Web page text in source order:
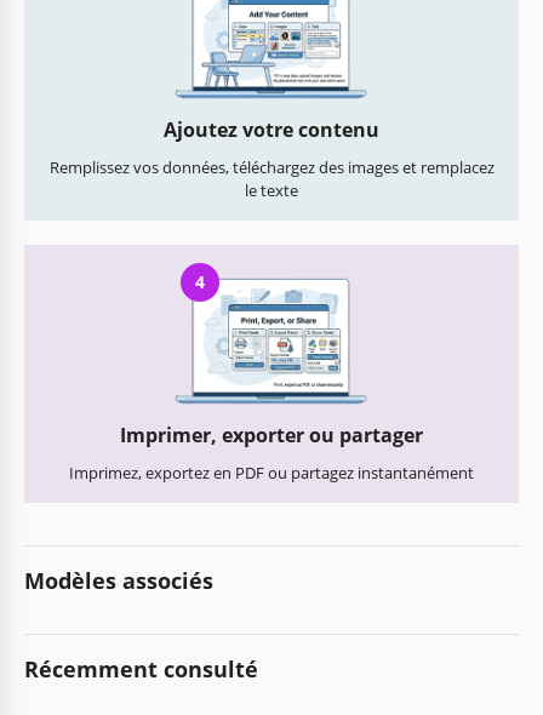
Ajoutez votre contenu
Remplissez vos données, téléchargez des images et remplacez
le texte
4
Imprimer, exporter ou partager
Imprimez, exportez en PDF ou partagez instantanément
Modèles associés
Récemment consulté